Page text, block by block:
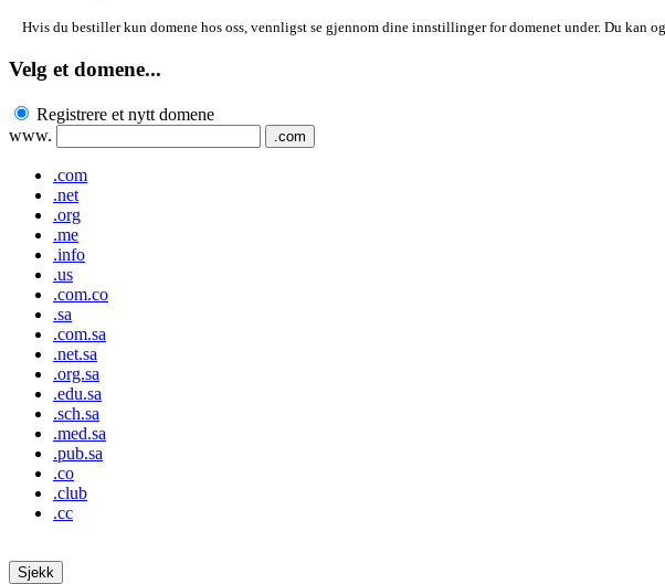
Hvis du bestiller kun domene hos oss, vennligst se gjennom dine innstillinger for domenet under. Du
Velg et domene...
Registrere et nytt domene
www.
.com
.com
.net
.org
.me
.info
.us
.com.co
.sa
.com.sa
.net.sa
.org.sa
.edu.sa
.sch.sa
.med.sa
.pub.sa
.co
.club
.cc
Sjekk